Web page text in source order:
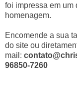
foi impressa em um
homenagem.
Encomende a sua
do site ou
mail:
96850-7260